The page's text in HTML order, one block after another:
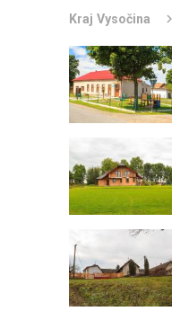
Kraj Vysočina